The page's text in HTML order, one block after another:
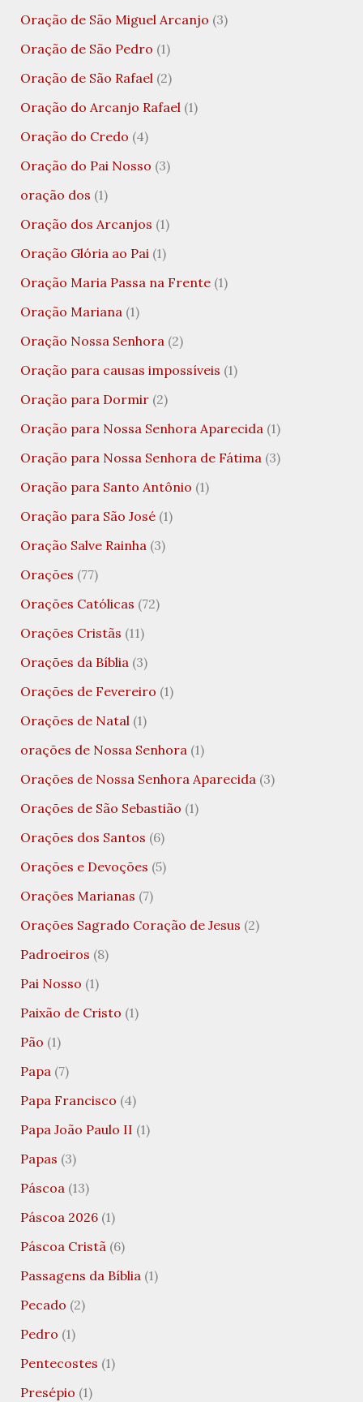
Oração de São Miguel Arcanjo (3)
Oração de São Pedro (1)
Oração de São Rafael(2)
Oração do Arcanjo Rafael(1)
Oração do Credo (4)
Oração do Pai Nosso (3)
oração dos (1)
Oração dos Arcanjos (1)
Oração Glória ao Pai(1)
Oração Maria Passa na Frente(1)
Oração Mariana(1)
Oração Nossa Senhora(2)
Oração para causas impossíveis (1)
Oração para Dormir(2)
Oração para Nossa Senhora Aparecida(1)
Oração para Nossa Senhora de Fátima(3)
Oração para Santo Antônio (1)
Oração para São José(1)
Oração Salve Rainha(3)
Orações (77)
Orações Católicas (72)
Orações Cristãs (11)
Orações da Bíblia(3)
Orações de Fevereiro (1)
Orações de Natal(1)
orações de Nossa Senhora(1)
Orações de Nossa Senhora Aparecida(3)
Orações de São Sebastião (1)
Orações dos Santos (6)
Orações e Devoções (5)
Orações Marianas (7)
Orações Sagrado Coração de Jesus (2)
Padroeiros (8)
Pai Nosso (1)
Paixão de Cristo (1)
Pão (1)
Papa(7)
Papa Francisco (4)
Papa João Paulo II (1)
Papas (3)
Páscoa(13)
Páscoa 2026(1)
Páscoa Cristã(6)
Passagens da Bíblia(1)
Pecado (2)
Pedro (1)
Pentecostes (1)
Presépio (1)